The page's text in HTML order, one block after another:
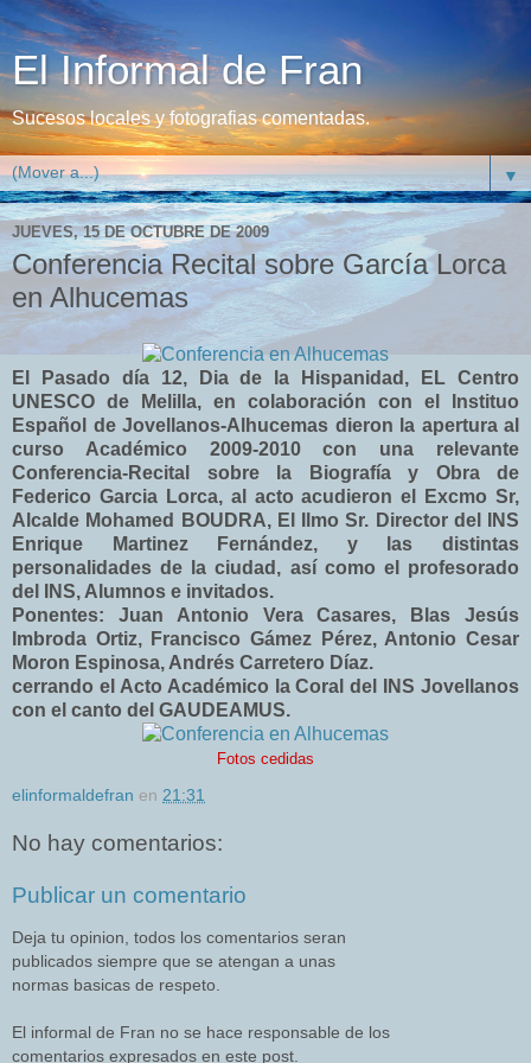
El Informal de Fran
Sucesos locales y fotografias comentadas.
▼
JUEVES, 15 DE OCTUBRE DE 2009
Conferencia Recital sobre García Lorca
en Alhucemas
El Pasado día 12, Dia de la Hispanidad, EL Centro
UNESCO de Melilla, en colaboración con el Instituo
Español de Jovellanos-Alhucemas dieron la apertura al
curso Académico 2009-2010 con una relevante
Conferencia-Recital sobre la Biografía y Obra de
Federico Garcia Lorca, al acto acudieron el Excmo Sr,
Alcalde Mohamed BOUDRA, El Ilmo Sr. Director del INS
Enrique Martinez Fernández, y las distintas
personalidades de la ciudad, así como el profesorado
del INS, Alumnos e invitados.
Ponentes: Juan Antonio Vera Casares, Blas Jesús
Imbroda Ortiz, Francisco Gámez Pérez, Antonio Cesar
Moron Espinosa, Andrés Carretero Díaz.
cerrando el Acto Académico la Coral del INS Jovellanos
con el canto del GAUDEAMUS.
Fotos cedidas
elinformaldefran en 21:31
No hay comentarios:
Publicar un comentario
Deja tu opinion, todos los comentarios seran
publicados siempre que se atengan a unas
normas basicas de respeto.
El informal de Fran no se hace responsable de los
comentarios expresados en este post.